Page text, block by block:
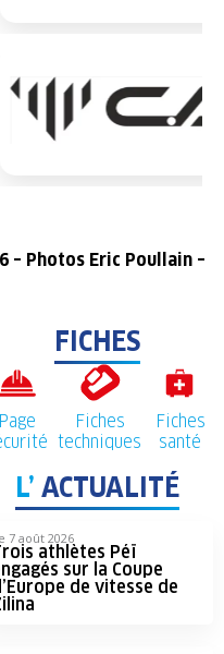
– Photos Eric Poullain –
FICHES
Page
Fiches
techniques
Fiches
santé
L’ ACTUALITÉ
7 août 2026
athlètes Péï
sur la Coupe
de vitesse de